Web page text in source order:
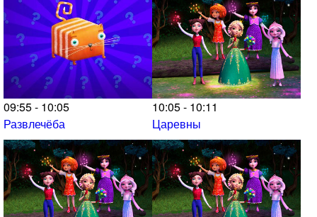
09:55 - 10:05
Развлечёба
10:05 - 10:11
Царевны